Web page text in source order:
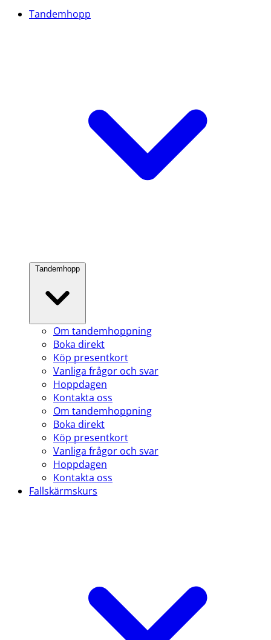
Tandemhopp
Tandemhopp
Om tandemhoppning
Boka direkt
Köp presentkort
Vanliga frågor och svar
Hoppdagen
Kontakta oss
Om tandemhoppning
Boka direkt
Köp presentkort
Vanliga frågor och svar
Hoppdagen
Kontakta oss
Fallskärmskurs